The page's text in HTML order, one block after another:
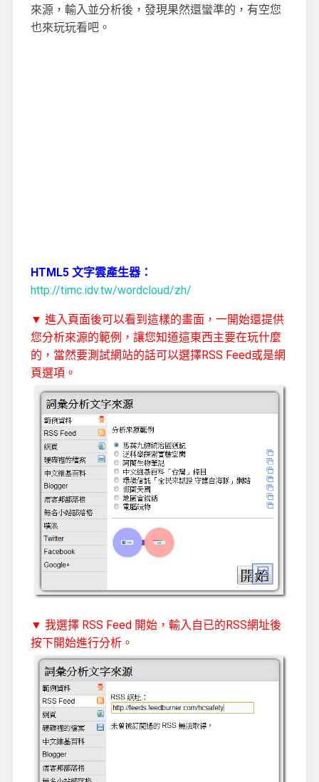
來源，輸入並分析後，發現果然還蠻準的，有空您
也來玩玩看吧。
HTML5 文字雲產生器：
http://timc.idv.tw/wordcloud/zh/
▼ 進入頁面後可以看到這樣的畫面，一開始還提供
您分析來源的範例，讓您知道這東西主要在玩什麼
的，當然要測試網站的話可以選擇RSS Feed或是網
頁選項。
▼ 我選擇 RSS Feed 開始，輸入自已的RSS網址後
按下開始進行分析。